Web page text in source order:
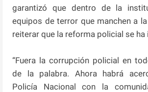
garantizó que dentro de la
equipos de terror que manchen a
reiterar que la reforma policial se ha
“Fuera la corrupción policial en
de la palabra. Ahora habrá
Policía Nacional con la